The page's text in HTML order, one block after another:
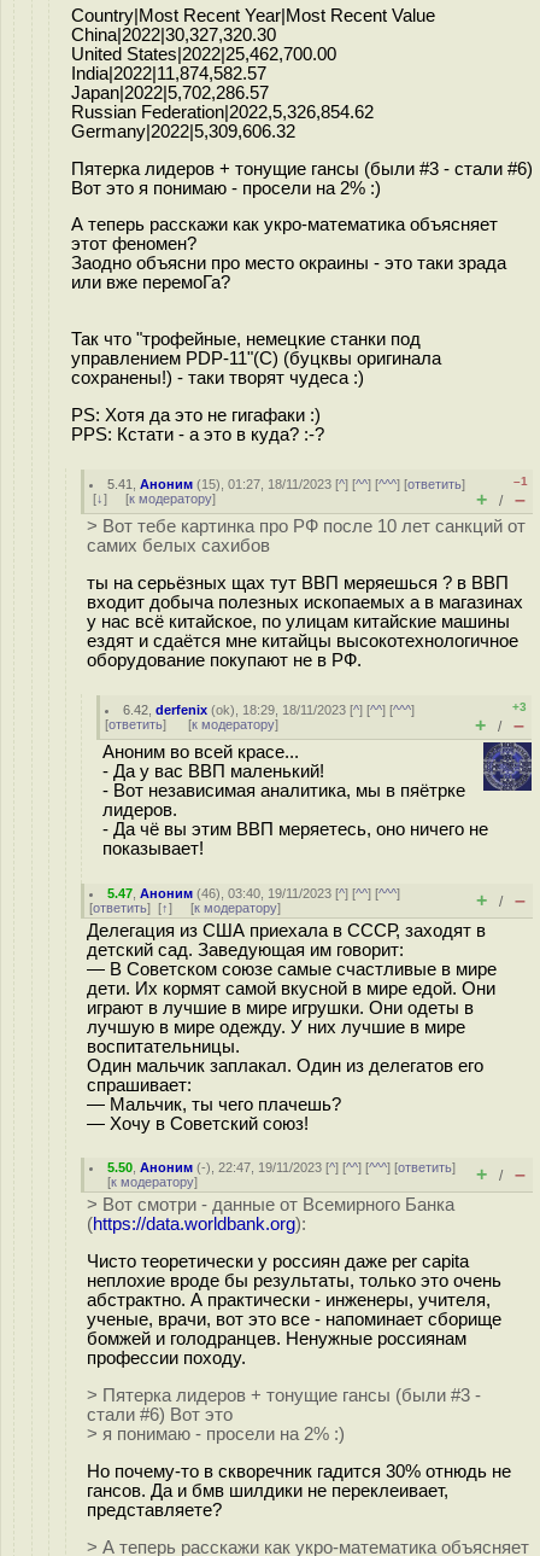
Country|Most Recent Year|Most Recent Value
China|2022|30,327,320.30
United States|2022|25,462,700.00
India|2022|11,874,582.57
Japan|2022|5,702,286.57
Russian Federation|2022,5,326,854.62
Germany|2022|5,309,606.32
Пятерка лидеров + тонущие гансы (были #3 - стали #6)
Вот это я понимаю - просели на 2% :)
А теперь расскажи как укро-математика объясняет
этот феномен?
Заодно объясни про место окраины - это таки зрада
или вже перемоГа?
Так что "трофейные, немецкие станки под
управлением PDP-11"(С) (буцквы оригинала
сохранены!) - таки творят чудеса :)
PS: Хотя да это не гигафаки :)
PPS: Кстати - а это в куда? :-?
5.41 ,Аноним (15), 01:27, 18/11/2023 [^] [^^] [^^^] [ответить]
[↓] [к модератору]
–1
+ / –
> Вот тебе картинка про РФ после 10 лет санкций от
самих белых сахибов
ты на серьёзных щах тут ВВП меряешься ? в ВВП
входит добыча полезных ископаемых а в магазинах
у нас всё китайское, по улицам китайские машины
ездят и сдаётся мне китайцы высокотехнологичное
оборудование покупают не в РФ.
6.42 ,derfenix (ok), 18:29, 18/11/2023 [^] [^^] [^^^]
[ответить] [к модератору]
+3
+ / –
Аноним во всей красе...
- Да у вас ВВП маленький!
- Вот независимая аналитика, мы в пяётрке
лидеров.
- Да чё вы этим ВВП меряетесь, оно ничего не
показывает!
5.47 ,Аноним (46), 03:40, 19/11/2023 [^] [^^] [^^^]
[ответить] [↑] [к модератору] + / –
Делегация из США приехала в СССР, заходят в
детский сад. Заведующая им говорит:
— В Советском союзе самые счастливые в мире
дети. Их кормят самой вкусной в мире едой. Они
играют в лучшие в мире игрушки. Они одеты в
лучшую в мире одежду. У них лучшие в мире
воспитательницы.
Один мальчик заплакал. Один из делегатов его
спрашивает:
— Мальчик, ты чего плачешь?
— Хочу в Советский союз!
5.50 ,Аноним (-), 22:47, 19/11/2023 [^] [^^] [^^^] [ответить]
[к модератору] + / –
> Вот смотри - данные от Всемирного Банка
(https://data.worldbank.org):
Чисто теоретически у россиян даже per capita
неплохие вроде бы результаты, только это очень
абстрактно. А практически - инженеры, учителя,
ученые, врачи, вот это все - напоминает сборище
бомжей и голодранцев. Ненужные россиянам
профессии походу.
> Пятерка лидеров + тонущие гансы (были #3 -
стали #6) Вот это
> я понимаю - просели на 2% :)
Но почему-то в скворечник гадится 30% отнюдь не
гансов. Да и бмв шилдики не переклеивает,
представляете?
> А теперь расскажи как укро-математика объясняет